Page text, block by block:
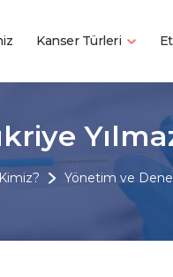
Kanser Türleri
Yönetim ve